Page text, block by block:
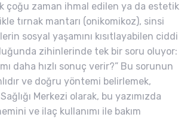
çoğu zaman ihmal edilen ya da estetik
tırnak mantarı (onikomikoz), sinsi
sosyal yaşamını kısıtlayabilen ciddi
zihinlerinde tek bir soru oluyor:
daha hızlı sonuç verir?” Bu sorunun
ve doğru yöntemi belirlemek,
Merkezi olarak, bu yazımızda
ve ilaç kullanımı ile bakım